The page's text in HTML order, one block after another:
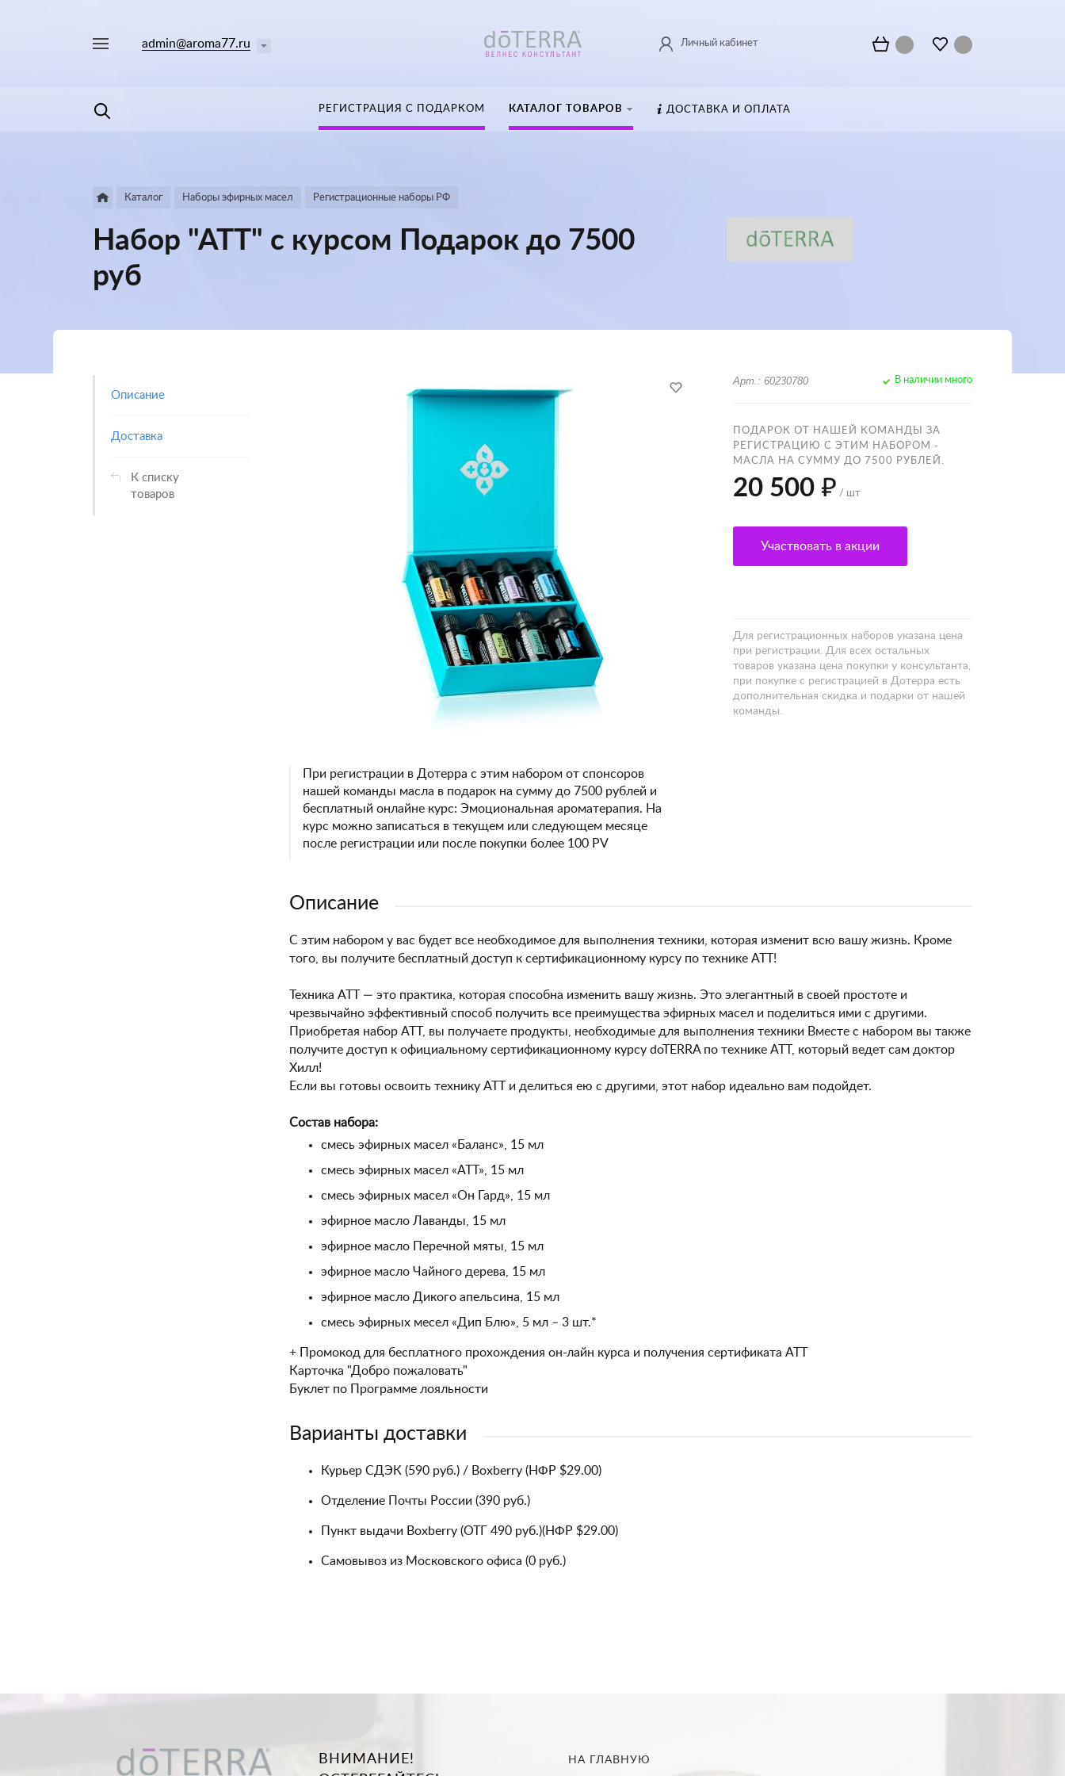
admin@aroma77.ru Личный кабинет
РЕГИСТРАЦИЯ С ПОДАРКОМ КАТАЛОГ ТОВАРОВ ДОСТАВКА И ОПЛАТА
Каталог Наборы эфирных масел Регистрационные наборы РФ
Набор "АТТ" с курсом Подарок до 7500
руб
Описание
Доставка
К списку
товаров
При регистрации в Дотерра с этим набором от спонсоров
нашей команды масла в подарок на сумму до 7500 рублей и
бесплатный онлайне курс: Эмоциональная ароматерапия. На
курс можно записаться в текущем или следующем месяце
после регистрации или после покупки более 100 PV
Арт.: 60230780 В наличии много
ПОДАРОК ОТ НАШЕЙ КОМАНДЫ ЗА
РЕГИСТРАЦИЮ С ЭТИМ НАБОРОМ -
МАСЛА НА СУММУ ДО 7500 РУБЛЕЙ.
20 500 ₽ / шт
Участвовать в акции
Для регистрационных наборов указана цена
при регистрации. Для всех остальных
товаров указана цена покупки у консультанта,
при покупке с регистрацией в Дотерра есть
дополнительная скидка и подарки от нашей
команды.
Описание
С этим набором у вас будет все необходимое для выполнения техники, которая изменит всю вашу жизнь. Кроме
того, вы получите бесплатный доступ к сертификационному курсу по технике АТТ!
Техника АТТ — это практика, которая способна изменить вашу жизнь. Это элегантный в своей простоте и
чрезвычайно эффективный способ получить все преимущества эфирных масел и поделиться ими с другими.
Приобретая набор АТТ, вы получаете продукты, необходимые для выполнения техники Вместе с набором вы также
получите доступ к официальному сертификационному курсу doTERRA по технике АТТ, который ведет сам доктор
Хилл!
Если вы готовы освоить технику АТТ и делиться ею с другими, этот набор идеально вам подойдет.
Состав набора:
смесь эфирных масел «Баланс», 15 мл
смесь эфирных масел «АТТ», 15 мл
смесь эфирных масел «Он Гард», 15 мл
эфирное масло Лаванды, 15 мл
эфирное масло Перечной мяты, 15 мл
эфирное масло Чайного дерева, 15 мл
эфирное масло Дикого апельсина, 15 мл
смесь эфирных месел «Дип Блю», 5 мл – 3 шт.*
+ Промокод для бесплатного прохождения он-лайн курса и получения сертификата АТТ
Карточка "Добро пожаловать"
Буклет по Программе лояльности
Варианты доставки
Курьер СДЭК (590 руб.) / Boxberry (НФР $29.00)
Отделение Почты России (390 руб.)
Пункт выдачи Boxberry (ОТГ 490 руб.)(НФР $29.00)
Самовывоз из Московского офиса (0 руб.)
ВНИМАНИЕ!
НА ГЛАВНУЮ